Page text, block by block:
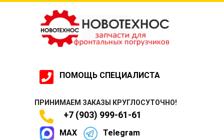
ПОМОЩЬ СПЕЦИАЛИСТА
ПРИНИМАЕМ ЗАКАЗЫ КРУГЛОСУТОЧНО!
+7 (903) 999-61-61
MAX Telegram